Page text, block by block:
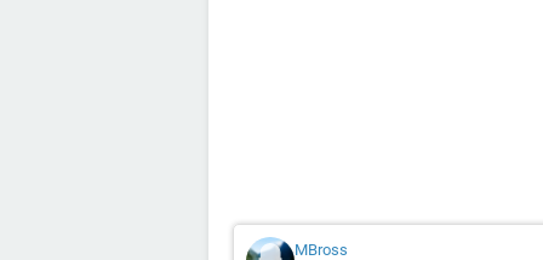
MBross